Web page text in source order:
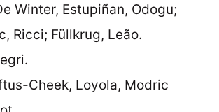
Winter, Estupiñan, Odogu;
Ricci; Füllkrug, Leão.
Cheek, Loyola, Modric